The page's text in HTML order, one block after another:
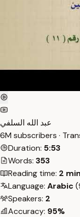
عبد الله السلفي
6M subscribers ·
Duration: 5:53
Words: 353
Reading time: 2 min
Language: Arabic
Speakers: 2
Accuracy: 95%